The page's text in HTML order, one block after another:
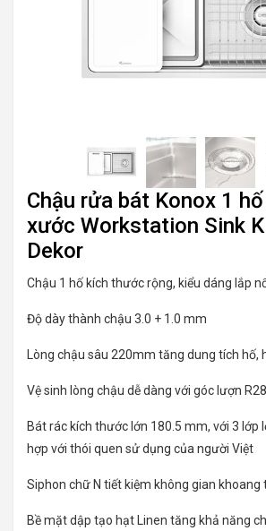
Chậu rửa bát Konox 1
xước Workstation Sink
Dekor
Chậu 1 hố kích thước rộng, kiểu dáng lắp
Độ dày thành chậu 3.0 + 1.0 mm
Lòng chậu sâu 220mm tăng dung tích hố,
Vệ sinh lòng chậu dễ dàng với góc lượn
Bát rác kích thước lớn 180.5 mm, với 3 lớp
hợp với thói quen sử dụng của người Việt
Siphon chữ N tiết kiệm không gian khoang
Bề mặt dập tạo hạt Linen tăng khả năng